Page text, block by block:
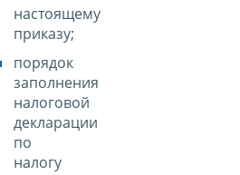
настоящему
приказу;
порядок
заполнения
налоговой
декларации
по
налогу